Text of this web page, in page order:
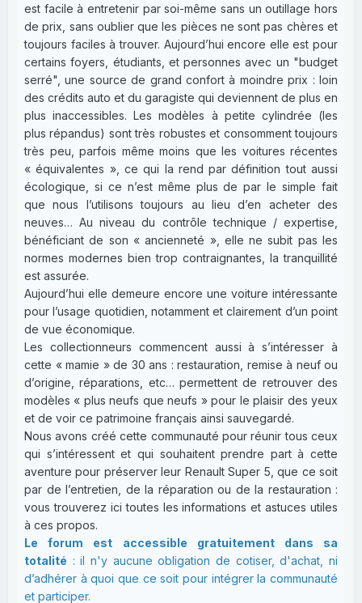
est facile à entretenir par soi-même sans un outillage hors
de prix, sans oublier que les pièces ne sont pas chères et
toujours faciles à trouver. Aujourd’hui encore elle est pour
certains foyers, étudiants, et personnes avec un "budget
serré", une source de grand confort à moindre prix : loin
des crédits auto et du garagiste qui deviennent de plus en
plus inaccessibles. Les modèles à petite cylindrée (les
plus répandus) sont très robustes et consomment toujours
très peu, parfois même moins que les voitures récentes
« équivalentes », ce qui la rend par définition tout aussi
écologique, si ce n’est même plus de par le simple fait
que nous l’utilisons toujours au lieu d’en acheter des
neuves… Au niveau du contrôle technique / expertise,
bénéficiant de son « ancienneté », elle ne subit pas les
normes modernes bien trop contraignantes, la tranquillité
est assurée.
Aujourd’hui elle demeure encore une voiture intéressante
pour l’usage quotidien, notamment et clairement d’un point
de vue économique.
Les collectionneurs commencent aussi à s’intéresser à
cette « mamie » de 30 ans : restauration, remise à neuf ou
d’origine, réparations, etc… permettent de retrouver des
modèles « plus neufs que neufs » pour le plaisir des yeux
et de voir ce patrimoine français ainsi sauvegardé.
Nous avons créé cette communauté pour réunir tous ceux
qui s’intéressent et qui souhaitent prendre part à cette
aventure pour préserver leur Renault Super 5, que ce soit
par de l’entretien, de la réparation ou de la restauration :
vous trouverez ici toutes les informations et astuces utiles
à ces propos.
Le forum est accessible gratuitement dans sa
totalité : il n'y aucune obligation de cotiser, d'achat, ni
d’adhérer à quoi que ce soit pour intégrer la communauté
et participer.